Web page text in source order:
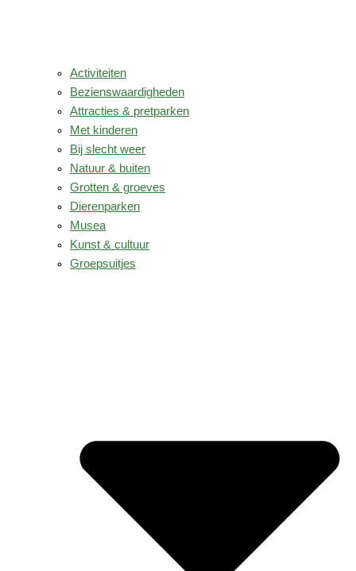
Activiteiten
Bezienswaardigheden
Attracties & pretparken
Met kinderen
Bij slecht weer
Natuur & buiten
Grotten & groeves
Dierenparken
Musea
Kunst & cultuur
Groepsuitjes